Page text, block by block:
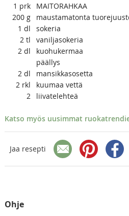
1 prk
MAITORAHKAA
200 g
maustamatonta
1 dl
sokeria
2 tl
vaniljasokeria
2 dl
kuohukermaa
päällys
2 dl
mansikkasosetta
2 rkl
kuumaa vettä
2
liivatelehteä
Katso myös uusimmat
Jaa resepti
Ohje